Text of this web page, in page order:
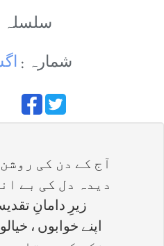
سلسلہ
شمارہ :
آج کے دن کی
دیدہ دل کی بے
زیرِ دامانِ
اپنے خوابوں ،